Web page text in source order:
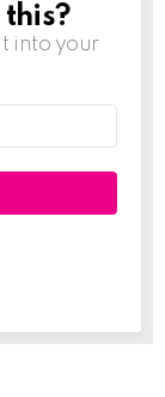
into your